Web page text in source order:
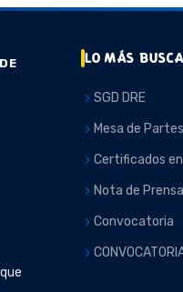
LO MÁS
SGD DRE
Mesa de Partes
Certificados
Nota de Prensa
Convocatoria